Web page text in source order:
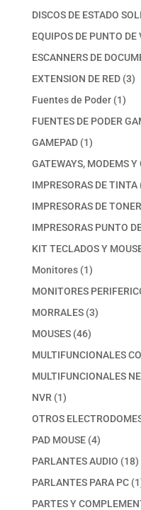
productos
DISCOS DE ESTADO
EQUIPOS DE PUNTO DE
ESCANNERS DE
EXTENSION DE RED 33
Fuentes de Poder 11
FUENTES DE PODER
GAMEPAD 11
producto
GATEWAYS, MODEMS
IMPRESORAS DE TINTA
IMPRESORAS DE
IMPRESORAS PUNTO
KIT TECLADOS Y
Monitores 11
producto
MONITORES
MORRALES 33
MOUSES 4646
productos
MULTIFUNCIONALES
MULTIFUNCIONALES
NVR 11
producto
OTROS
PAD MOUSE 44
productos
PARLANTES AUDIO 1818
PARLANTES PARA PC 1
PARTES Y